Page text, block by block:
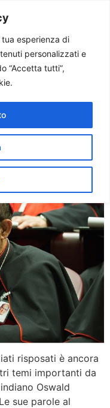
esperienza di
personalizzati e
“Accetta tutti”,
misti.
in Asia.
risposati è ancora
temi importanti da
Oswald
sue parole al